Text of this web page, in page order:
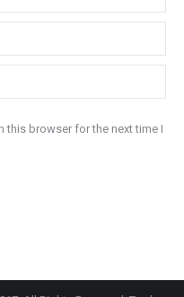
this browser for the next time I